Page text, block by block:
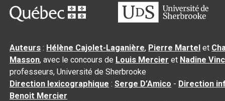
Auteurs : Hélène Cajolet-Laganière, Pierre Martel et
Masson, avec le concours de Louis Mercier et Nadine
professeurs, Université de Sherbrooke
Direction lexicographique :Serge D’Amico - Direction
Benoit Mercier